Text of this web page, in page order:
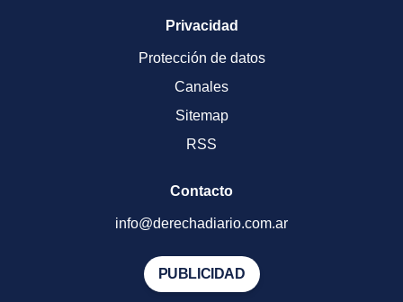
Privacidad
Protección de datos
Canales
Sitemap
RSS
Contacto
info@derechadiario.com.ar
PUBLICIDAD